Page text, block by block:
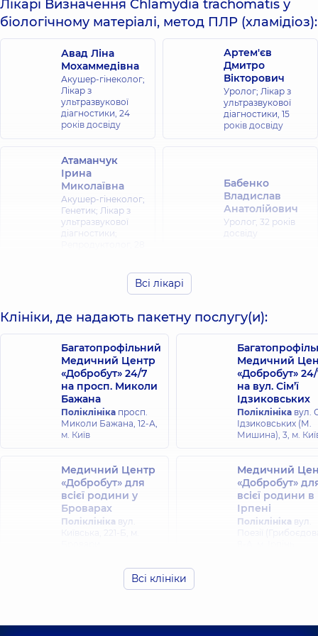
Лікарі Визначення Chlamydia trachomatis у
біологічному матеріалі, метод ПЛР (хламідіоз):
Авад Ліна
Мохаммедівна
Акушер-гінеколог;
Лікар з
ультразвукової
діагностики, 24
років досвіду
Артем'єв
Дмитро
Вікторович
Уролог; Лікар з
ультразвукової
діагностики, 15
років досвіду
Атаманчук
Ірина
Миколаївна
Акушер-гінеколог;
Генетик; Лікар з
ультразвукової
діагностики;
Бабенко
Владислав
Анатолійович
Уролог, 32 років
досвіду
Бідула Євген
Олександрович
досвіду
Анатоліївна
ультразвукової
діагностики,15
років досвіду
Всі лікарі
Клініки, де надають пакетну послугу(и):
Багатопрофільний
Медичний Центр
«Добробут» 24/7
на просп. Миколи
Бажана
Поліклініка просп.
Миколи Бажана, 12-А,
м. Київ
Медичний
«Добробут»
на вул. Сім’ї
Ідзиковських
Поліклініка вул.
Ідзиковських (М.
Мишина), 3, м.
Медичний Центр
«Добробут» для
всієї родини у
Броварах
Поліклініка вул.
Київська, 221-Б, м.
Медичний
«Добробут»
всієї родини в
Ірпені
Поліклініка вул.
Медичний Центр
«Добробут» для
Берестейській
Всі клініки